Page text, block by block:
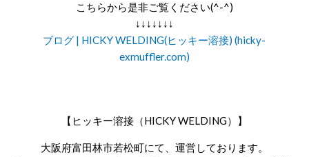
こちらから是非ご覧ください(^-^)
↓↓↓↓↓↓↓
ブログ | HICKY WELDING(ヒッキー溶接) (hicky-
exmuffler.com)
【ヒッキー溶接（HICKY WELDING）】
大阪府富田林市若松町にて、運営しております。